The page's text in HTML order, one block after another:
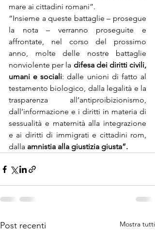
mare ai cittadini romani”.
“Insieme a queste battaglie – prosegue
la nota – verranno proseguite e
affrontate, nel corso del prossimo
anno, molte delle nostre battaglie
nonviolente per la difesa dei diritti civili,
umani e sociali: dalle unioni di fatto al
testamento biologico, dalla legalità e la
trasparenza all’antiproibizionismo,
dall’informazione e i diritti in materia di
sessualità e maternità alla integrazione
e ai diritti di immigrati e cittadini rom,
dalla amnistia alla giustizia giusta”.
Post recenti Mostra tutti